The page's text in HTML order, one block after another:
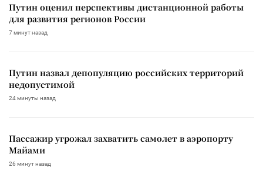
Путин оценил перспективы дистанционной работы
для развития регионов России
7 минут назад
Путин назвал депопуляцию российских территорий
недопустимой
24 минуты назад
Пассажир угрожал захватить самолет в аэропорту
Майами
26 минут назад